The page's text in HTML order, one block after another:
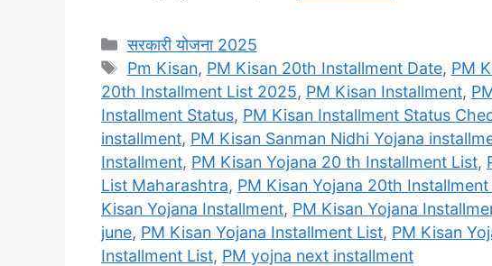
Categories
सरकारी योजना 2025
Tags
Pm Kisan, PM Kisan 20th Installment Date, PM
20th Installment List 2025, PM Kisan Installment,
Installment Status, PM Kisan Installment Status
installment, PM Kisan Sanman Nidhi Yojana
Installment, PM Kisan Yojana 20 th Installment List,
List Maharashtra, PM Kisan Yojana 20th
Kisan Yojana Installment, PM Kisan Yojana
june, PM Kisan Yojana Installment List, PM Kisan
Installment List, PM yojna next installment